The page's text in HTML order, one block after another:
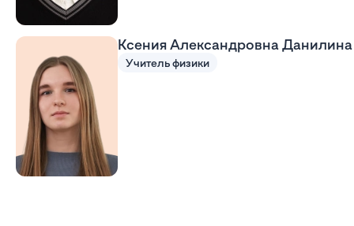
Ксения Александровна Данилина
Учитель физики